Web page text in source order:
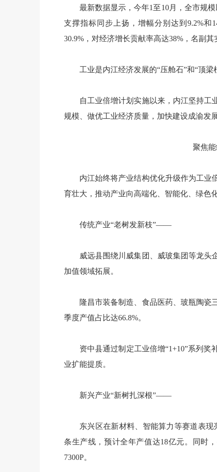
最新数据显示，今年1至10月，全市规
支撑指标同步上扬，增幅分别达到9.2%和
30.9%，对经济增长贡献率高达38%，名副
工业是内江经济发展的“压舱石”和“顶
自工业倍增计划实施以来，内江坚持工
规模、做优工业经济质量，加快建设成渝发
聚焦
内江始终将产业结构优化升级作为工业
育壮大，推动产业向高端化、智能化、绿色
传统产业“老树发新枝”——
威远县围绕川威集团、威玻集团等龙头
加值领域拓展。
隆昌市装备制造、食品医药、玻瓶陶瓷
季度产值占比达66.8%。
资中县通过制定工业倍增“1+10”系列
业扩能提质。
新兴产业“新树扎深根”——
东兴区在新材料、智能算力等赛道表现
条生产线，预计全年产值达18亿元。同时
7300P。